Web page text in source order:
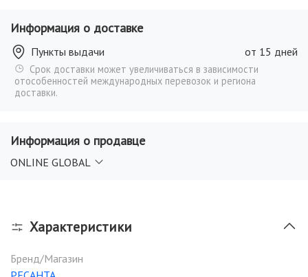
оснащен патрубком для отвода пыли. С помощью широкой
рукоятки можно не только крепко удерживать инструмент
во время работы, но и регулировать глубину строгания. Для
удобства работы продолжительное время на рукоятке
предусмотрен фиксатор пусковой клавиши. Воздушное
Информация о доставке
Пункты выдачи от 15 дней
Срок доставки может увеличиваться в зависимости
отособенностей международных перевозок и региона
доставки.
Информация о продавце
ONLINE GLOBAL
Характеристики
Бренд/Магазин